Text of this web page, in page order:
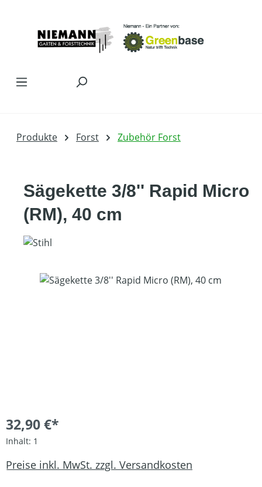
Produkte Forst Zubehör Forst
Sägekette 3/8'' Rapid Micro
(RM), 40 cm
Bildergalerie überspringen
32,90 €*
Inhalt: 1
Preise inkl. MwSt. zzgl. Versandkosten